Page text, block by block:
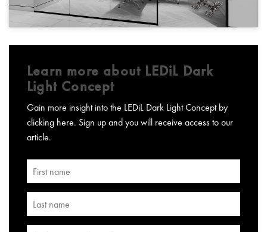
Learn more about LEDiL Dark
Light Concept
Gain more insight into the LEDiL Dark Light Concept by
clicking here. Sign up and you will receive access to our
article.